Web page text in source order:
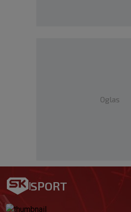
Oglas
SPORT